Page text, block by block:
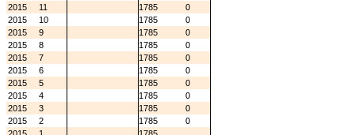
2015
11 1785
0
2015
10 1785
0
2015
9 1785
0
2015
8 1785
0
2015
7 1785
0
2015
6 1785
0
2015
5 1785
0
2015
4 1785
0
2015
3 1785
0
2015
2 1785
0